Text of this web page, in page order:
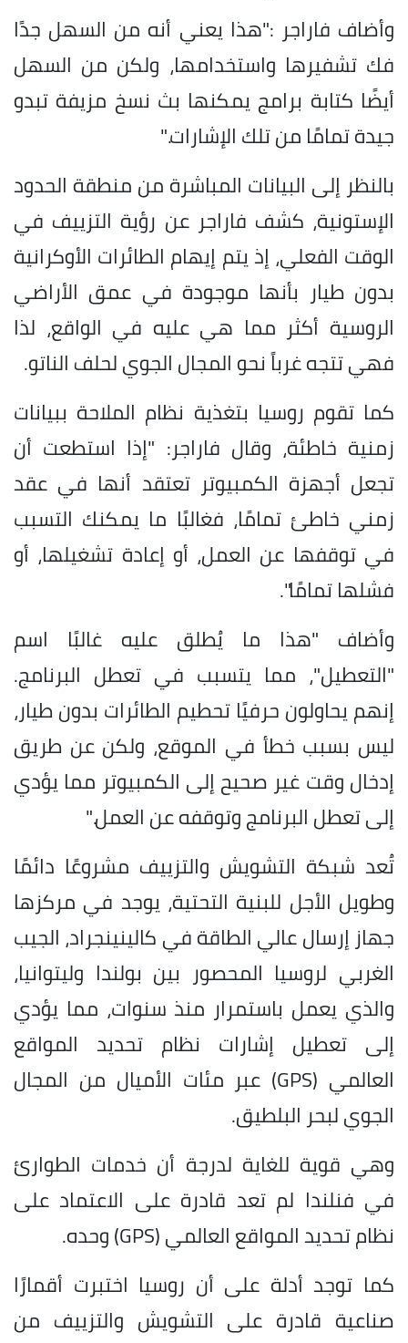
وأضاف فاراجر :"هذا يعني أنه من السهل جدًا
فك تشفيرها واستخدامها، ولكن من السهل
أيضًا كتابة برامج يمكنها بث نسخ مزيفة تبدو
جيدة تمامًا من تلك الإشارات."
بالنظر إلى البيانات المباشرة من منطقة الحدود
الإستونية، كشف فاراجر عن رؤية التزييف في
الوقت الفعلي، إذ يتم إيهام الطائرات الأوكرانية
بدون طيار بأنها موجودة في عمق الأراضي
الروسية أكثر مما هي عليه في الواقع، لذا
فهي تتجه غرباً نحو المجال الجوي لحلف الناتو.
كما تقوم روسيا بتغذية نظام الملاحة ببيانات
زمنية خاطئة، وقال فاراجر: "إذا استطعت أن
تجعل أجهزة الكمبيوتر تعتقد أنها في عقد
زمني خاطئ تمامًا، فغالبًا ما يمكنك التسبب
في توقفها عن العمل، أو إعادة تشغيلها، أو
فشلها تمامًا".
وأضاف "هذا ما يُطلق عليه غالبًا اسم
"التعطيل"، مما يتسبب في تعطل البرنامج.
إنهم يحاولون حرفيًا تحطيم الطائرات بدون طيار،
ليس بسبب خطأ في الموقع، ولكن عن طريق
إدخال وقت غير صحيح إلى الكمبيوتر مما يؤدي
إلى تعطل البرنامج وتوقفه عن العمل."
تُعد شبكة التشويش والتزييف مشروعًا دائمًا
وطويل الأجل للبنية التحتية، يوجد في مركزها
جهاز إرسال عالي الطاقة في كالينينجراد، الجيب
الغربي لروسيا المحصور بين بولندا وليتوانيا،
والذي يعمل باستمرار منذ سنوات، مما يؤدي
إلى تعطيل إشارات نظام تحديد المواقع
العالمي (GPS) عبر مئات الأميال من المجال
الجوي لبحر البلطيق.
وهي قوية للغاية لدرجة أن خدمات الطوارئ
في فنلندا لم تعد قادرة على الاعتماد على
نظام تحديد المواقع العالمي (GPS) وحده.
كما توجد أدلة على أن روسيا اختبرت أقمارًا
صناعية قادرة على التشويش والتزييف من